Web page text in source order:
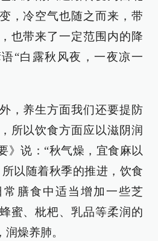
，冷空气也随之而来，带
也带来了一定范围内的降
“白露秋风夜，一夜凉一
，养生方面我们还要提防
所以饮食方面应以滋阴润
》说：“秋气燥，宜食麻以
以随着秋季的推进，饮食
膳食中适当增加一些芝
蜜、枇杷、乳品等柔润的
燥养肺。